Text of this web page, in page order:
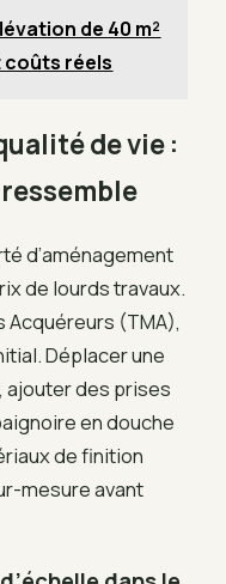
de 40 m²
coûts réels
de vie :
d’aménagement
de lourds travaux.
Acquéreurs (TMA),
Déplacer une
ajouter des prises
en douche
de finition
mesure avant